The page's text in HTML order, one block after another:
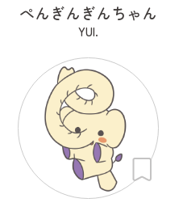
ぺんぎんぎんちゃん
YUI.